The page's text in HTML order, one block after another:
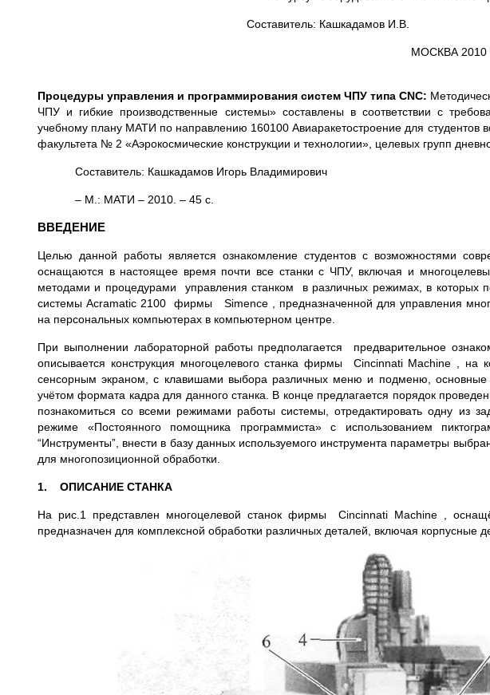
Составитель: Кашкадамов И.В.
МОСКВА 2010
Процедуры управления и программирования систем ЧПУ типа CNC:
ЧПУ и гибкие производственные системы» составлены в соответствии с
учебному плану МАТИ по направлению 160100 Авиаракетостроение для студентов
факультета № 2 «Аэрокосмические конструкции и технологии», целевых групп
Составитель: Кашкадамов Игорь Владимирович
– М.: МАТИ – 2010. – 45 с.
ВВЕДЕНИЕ
Целью данной работы является ознакомление студентов с возможностями
оснащаются в настоящее время почти все станки с ЧПУ, включая и
методами и процедурами управления станком в различных режимах, в которых
системы Acramatic 2100 фирмы Simence , предназначенной для управления
на персональных компьютерах в компьютерном центре.
При выполнении лабораторной работы предполагается предварительное
описывается конструкция многоцелевого станка фирмы Cincinnati Machine , на
сенсорным экраном, с клавишами выбора различных меню и подменю,
учётом формата кадра для данного станка. В конце предлагается порядок
познакомиться со всеми режимами работы системы, отредактировать одну из
режиме «Постоянного помощника программиста» с использованием
“Инструменты”, внести в базу данных используемого инструмента параметры
для многопозиционной обработки.
1. ОПИСАНИЕ СТАНКА
На рис.1 представлен многоцелевой станок фирмы Cincinnati Machine ,
предназначен для комплексной обработки различных деталей, включая